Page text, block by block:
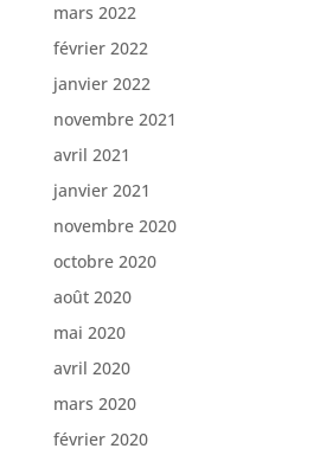
mars 2022
février 2022
janvier 2022
novembre 2021
avril 2021
janvier 2021
novembre 2020
octobre 2020
août 2020
mai 2020
avril 2020
mars 2020
février 2020